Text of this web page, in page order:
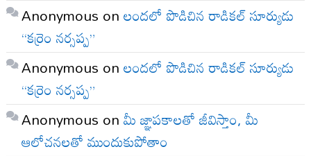
Anonymous onలందలో పొడిచిన రాడికల్ సూర్యుడు
“కర్రెం నర్సప్ప”
Anonymous onలందలో పొడిచిన రాడికల్ సూర్యుడు
“కర్రెం నర్సప్ప”
Anonymous onమీ జ్ఞాపకాలతో జీవిస్తాం, మీ
ఆలోచనలతో ముందుకుపోతాం